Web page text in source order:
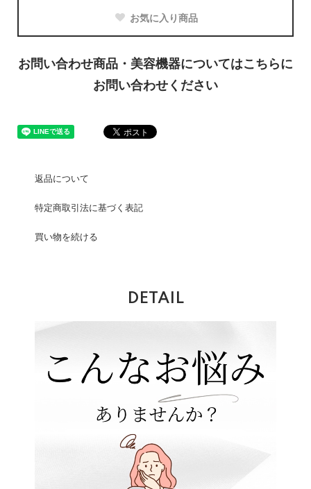
お気に入り商品
お問い合わせ商品・美容機器についてはこちらに
お問い合わせください
返品について
特定商取引法に基づく表記
買い物を続ける
DETAIL